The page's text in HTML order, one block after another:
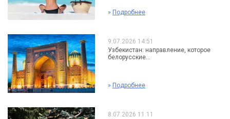
» Подробнее
9.07.2026 14:51
Узбекистан: направление, которое
белорусские...
» Подробнее
8.07.2026 11:11